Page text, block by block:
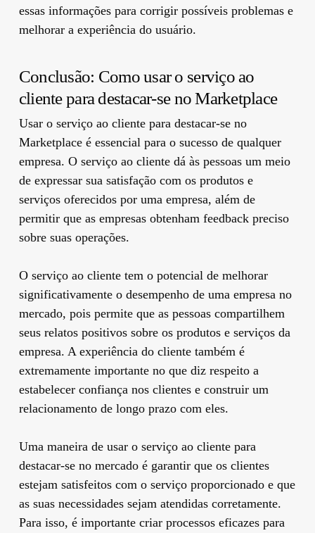
essas informações para corrigir possíveis problemas e
melhorar a experiência do usuário.
Conclusão: Como usar o serviço ao
cliente para destacar-se no Marketplace
Usar o serviço ao cliente para destacar-se no
Marketplace é essencial para o sucesso de qualquer
empresa. O serviço ao cliente dá às pessoas um meio
de expressar sua satisfação com os produtos e
serviços oferecidos por uma empresa, além de
permitir que as empresas obtenham feedback preciso
sobre suas operações.
O serviço ao cliente tem o potencial de melhorar
significativamente o desempenho de uma empresa no
mercado, pois permite que as pessoas compartilhem
seus relatos positivos sobre os produtos e serviços da
empresa. A experiência do cliente também é
extremamente importante no que diz respeito a
estabelecer confiança nos clientes e construir um
relacionamento de longo prazo com eles.
Uma maneira de usar o serviço ao cliente para
destacar-se no mercado é garantir que os clientes
estejam satisfeitos com o serviço proporcionado e que
as suas necessidades sejam atendidas corretamente.
Para isso, é importante criar processos eficazes para